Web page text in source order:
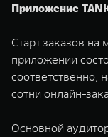
Приложение
Старт заказов
приложении
сотни онлайн-
Основной